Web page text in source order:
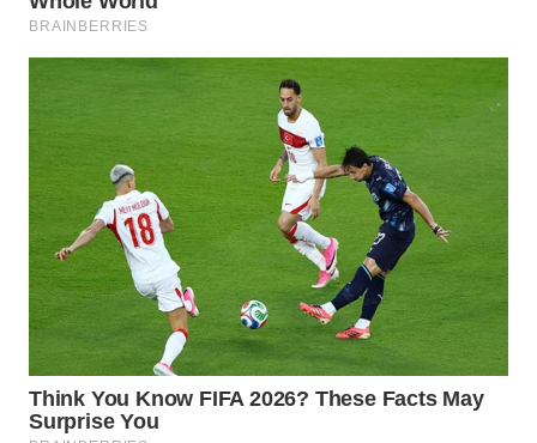
KONSUMEN
LISTRIK
MASYARAKAT
WALINKI
ID
MAWAKA
ID
MARTABAT
NET